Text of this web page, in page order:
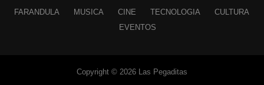
FARANDULA MUSICA CINE TECNOLOGIA
CULTURA
EVENTOS
Copyright © 2026 Las Pegaditas